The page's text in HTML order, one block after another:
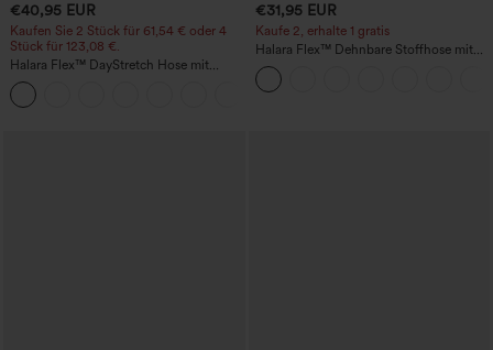
€40,95 EUR
Kaufen Sie 2 Stück für 61,54 € oder 4
Stück für 123,08 €.
Halara Flex™ DayStretch Hose mit
mittlerer Bundhöhe, seitlicher
Reißverschlusstasche und
Work‑Flare‑Schnitt
€31,95 EUR
Kaufe 2, erhalte 1 gratis
Halara Flex™ Dehnbare Stoffhose mit
hohem Bund und Seitentasche hinten